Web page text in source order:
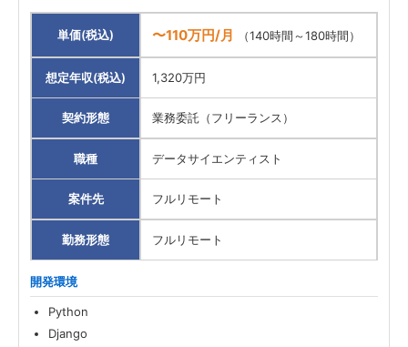
単価(税込) 〜110万円/月 （140時間～180時間）
想定年収(税込) 1,320万円
契約形態 業務委託（フリーランス）
職種 データサイエンティスト
案件先 フルリモート
勤務形態 フルリモート
開発環境
Python
Django